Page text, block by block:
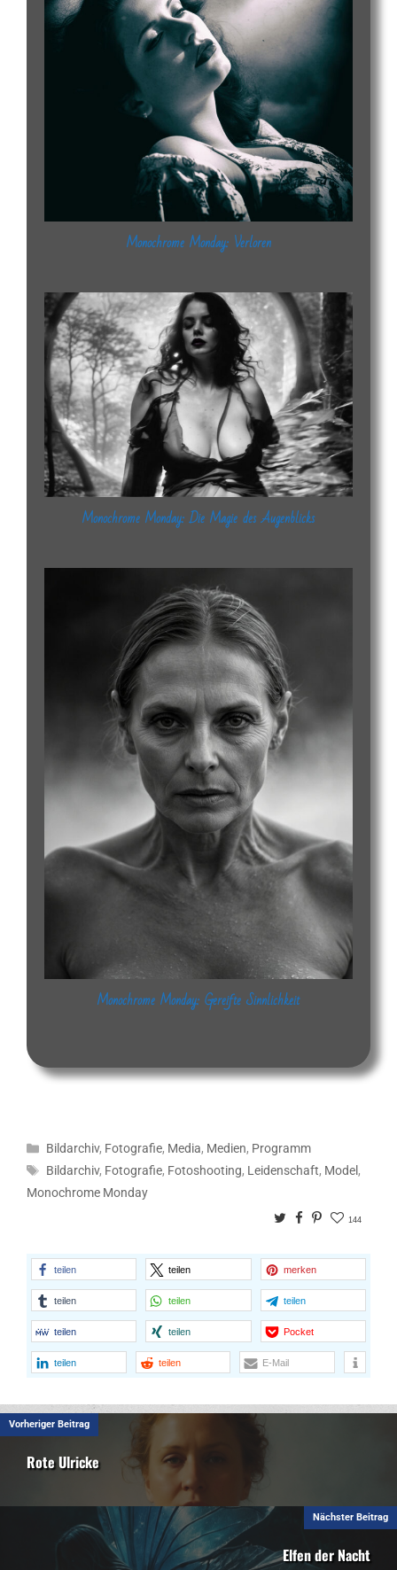
Monochrome Monday: Verloren
Monochrome Monday: Die Magie des Augenblicks
Monochrome Monday: Gereifte Sinnlichkeit
Kategorien
Bildarchiv, Fotografie, Media, Medien, Programm
Schlagwörter
Bildarchiv, Fotografie, Fotoshooting, Leidenschaft, Model ,
Monochrome Monday
TwitterFacebook
Pinterest
144
teilen teilen merken
teilen teilen teilen
teilen teilen Pocket
teilen teilen E-Mail
Vorheriger Beitrag
Rote Ulricke
Nächster Beitrag
Elfen der Nacht